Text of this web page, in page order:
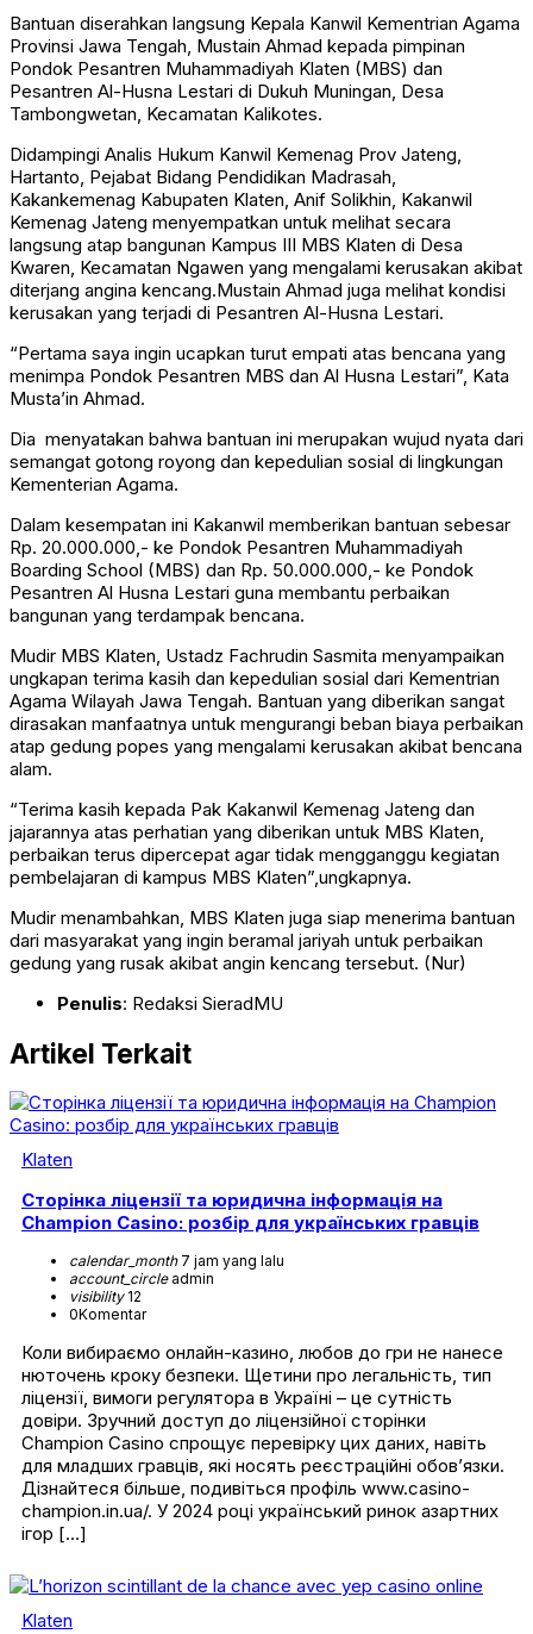
Bantuan diserahkan langsung Kepala Kanwil Kementrian Agama
Provinsi Jawa Tengah, Mustain Ahmad kepada pimpinan
Pondok Pesantren Muhammadiyah Klaten (MBS) dan
Pesantren Al-Husna Lestari di Dukuh Muningan, Desa
Tambongwetan, Kecamatan Kalikotes.
Didampingi Analis Hukum Kanwil Kemenag Prov Jateng,
Hartanto, Pejabat Bidang Pendidikan Madrasah,
Kakankemenag Kabupaten Klaten, Anif Solikhin, Kakanwil
Kemenag Jateng menyempatkan untuk melihat secara
langsung atap bangunan Kampus III MBS Klaten di Desa
Kwaren, Kecamatan Ngawen yang mengalami kerusakan akibat
diterjang angina kencang.Mustain Ahmad juga melihat kondisi
kerusakan yang terjadi di Pesantren Al-Husna Lestari.
“Pertama saya ingin ucapkan turut empati atas bencana yang
menimpa Pondok Pesantren MBS dan Al Husna Lestari”, Kata
Musta’in Ahmad.
Dia menyatakan bahwa bantuan ini merupakan wujud nyata dari
semangat gotong royong dan kepedulian sosial di lingkungan
Kementerian Agama.
Dalam kesempatan ini Kakanwil memberikan bantuan sebesar
Rp. 20.000.000,- ke Pondok Pesantren Muhammadiyah
Boarding School (MBS) dan Rp. 50.000.000,- ke Pondok
Pesantren Al Husna Lestari guna membantu perbaikan
bangunan yang terdampak bencana.
Mudir MBS Klaten, Ustadz Fachrudin Sasmita menyampaikan
ungkapan terima kasih dan kepedulian sosial dari Kementrian
Agama Wilayah Jawa Tengah. Bantuan yang diberikan sangat
dirasakan manfaatnya untuk mengurangi beban biaya perbaikan
atap gedung popes yang mengalami kerusakan akibat bencana
alam.
“Terima kasih kepada Pak Kakanwil Kemenag Jateng dan
jajarannya atas perhatian yang diberikan untuk MBS Klaten,
perbaikan terus dipercepat agar tidak mengganggu kegiatan
pembelajaran di kampus MBS Klaten”,ungkapnya.
Mudir menambahkan, MBS Klaten juga siap menerima bantuan
dari masyarakat yang ingin beramal jariyah untuk perbaikan
gedung yang rusak akibat angin kencang tersebut. (Nur)
Penulis: Redaksi SieradMU
Artikel Terkait
Klaten
Сторінка ліцензії та юридична інформація на
Champion Casino: розбір для українських гравців
calendar_month7 jam yang lalu
account_circleadmin
visibility12
0Komentar
Коли вибираємо онлайн-казино, любов до гри не нанесе
нюточень кроку безпеки. Щетини про легальність, тип
ліцензії, вимоги регулятора в Україні – це сутність
довіри. Зручний доступ до ліцензійної сторінки
Champion Casino спрощує перевірку цих даних, навіть
для младших гравців, які носять реєстраційні обов’язки.
Дізнайтеся більше, подивіться профіль www.casino-
champion.in.ua/. У 2024 році український ринок азартних
ігор […]
Klaten